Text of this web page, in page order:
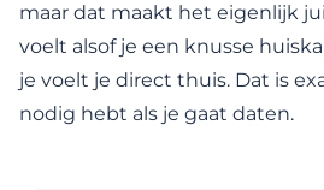
maar dat maakt het eigenlijk
voelt alsof je een knusse
je voelt je direct thuis. Dat is
nodig hebt als je gaat daten.